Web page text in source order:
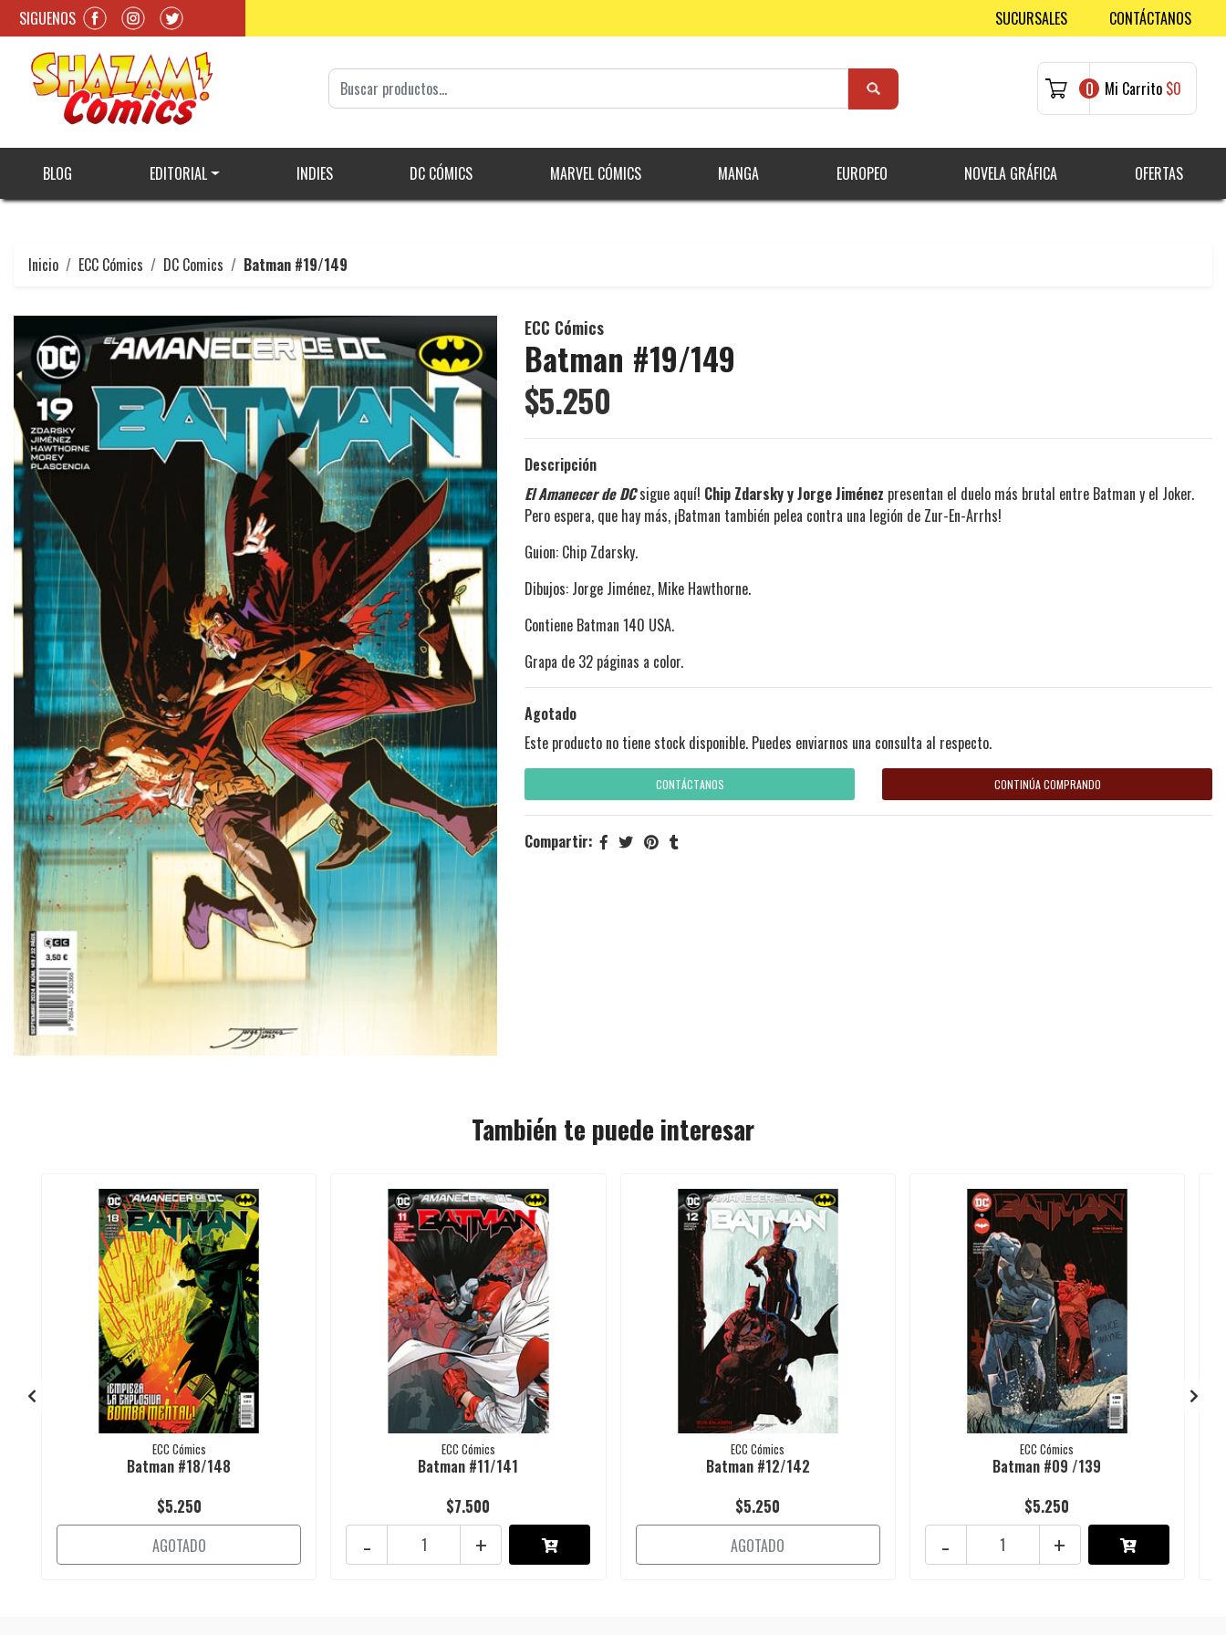
SIGUENOS SUCURSALES CONTÁCTANOS
0 Mi Carrito $0
BLOG EDITORIAL INDIES DC CÓMICS MARVEL CÓMICS MANGA EUROPEO NOVELA GRÁFICA OFERTAS
Inicio ECC Cómics DC Comics Batman #19/149
ECC Cómics
Batman #19/149
$5.250
Descripción
El Amanecer de DCsigue aquí! Chip Zdarskyy Jorge Jiménez presentan el duelo más brutal entre Batman y el Joker.
Pero espera, que hay más, ¡Batman también pelea contra una legión de Zur-En-Arrhs!
Guion: Chip Zdarsky.
Dibujos: Jorge Jiménez, Mike Hawthorne.
Contiene Batman 140 USA.
Grapa de 32 páginas a color.
Agotado
Este producto no tiene stock disponible. Puedes enviarnos una consulta al respecto.
CONTÁCTANOS CONTINÚA COMPRANDO
Compartir:
También te puede interesar
ECC Cómics
Batman #18/148
$5.250
AGOTADO
ECC Cómics
Batman #11/141
$7.500
+
-
ECC Cómics
Batman #12/142
$5.250
AGOTADO
ECC Cómics
Batman #09 /139
$5.250
+
-